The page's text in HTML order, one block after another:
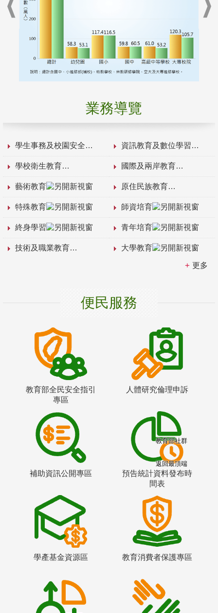
業務導覽
學生事務及校園安全 資訊教育及數位學習
學校衛生教育 國際及兩岸教育
藝術教育 原住民族教育
特殊教育 師資培育
終身學習 青年培育
技術及職業教育 大學教育
更多
便民服務
教育部全民安全指引
專區
人體研究倫理申訴
補助資訊公開專區
預告統計資料發布時
間表
學產基金資源區 教育消費者保護專區
教育部社群
返回最頂端